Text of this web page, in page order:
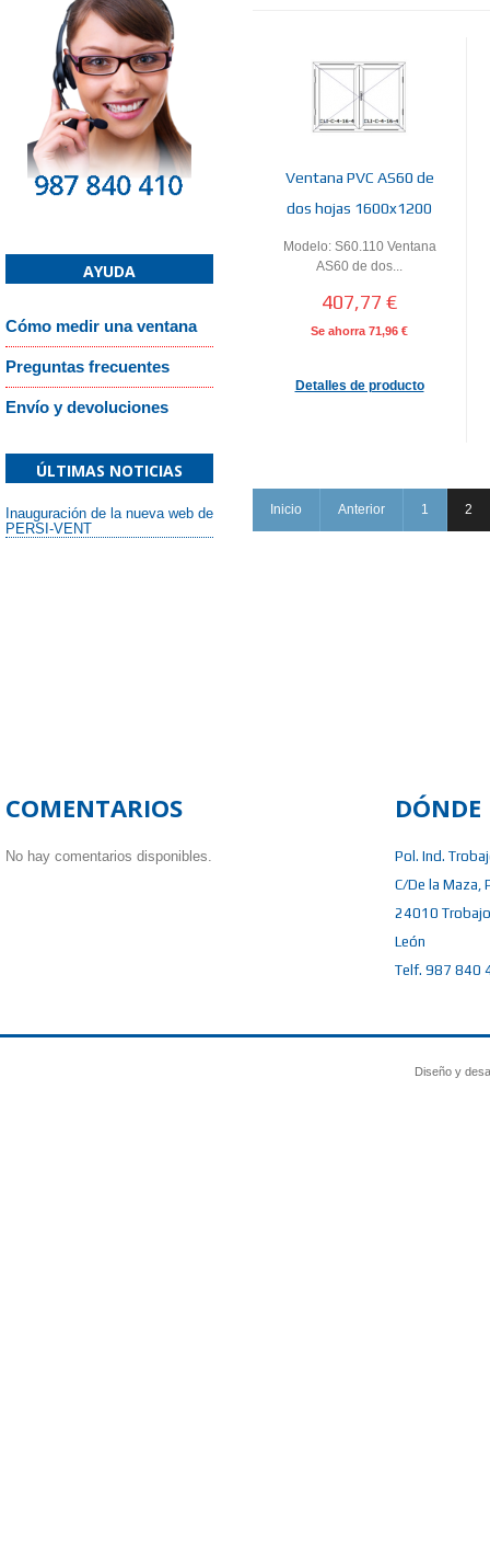
AYUDA
Cómo medir una ventana
Preguntas frecuentes
Envío y devoluciones
ÚLTIMAS NOTICIAS
Inauguración de la nueva web de
PERSI-VENT
Ventana PVC AS60 de
dos hojas 1600x1200
Modelo: S60.110 Ventana
AS60 de dos...
407,77 €
Se ahorra 71,96 €
Detalles de producto
Inicio Anterior 1 2
COMENTARIOS
No hay comentarios disponibles.
DÓNDE
Pol. Ind.
C/De la Maza,
24010
León
Telf. 987 840
Diseño y